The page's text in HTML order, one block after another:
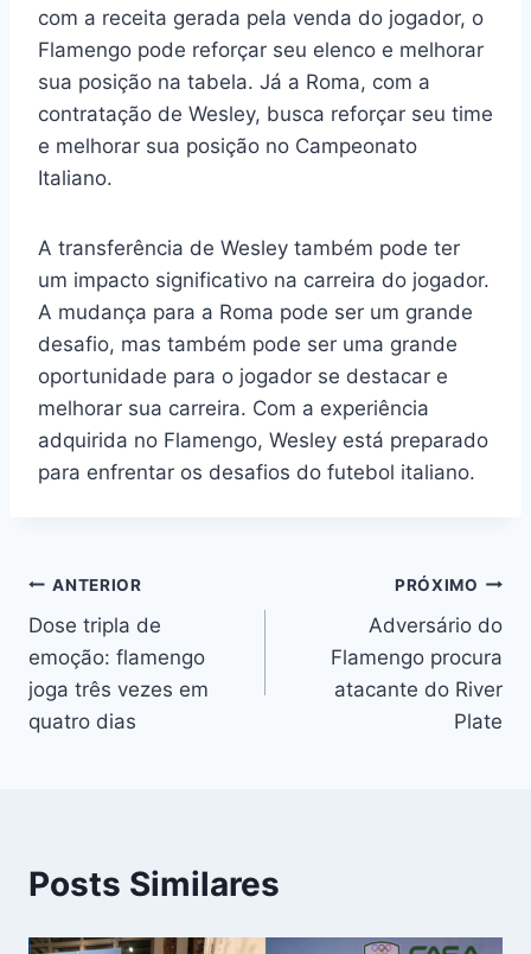
com a receita gerada pela venda do jogador, o
Flamengo pode reforçar seu elenco e melhorar
sua posição na tabela. Já a Roma, com a
contratação de Wesley, busca reforçar seu time
e melhorar sua posição no Campeonato
Italiano.
A transferência de Wesley também pode ter
um impacto significativo na carreira do jogador.
A mudança para a Roma pode ser um grande
desafio, mas também pode ser uma grande
oportunidade para o jogador se destacar e
melhorar sua carreira. Com a experiência
adquirida no Flamengo, Wesley está preparado
para enfrentar os desafios do futebol italiano.
Navegação
de
Post
ANTERIOR
Dose tripla de
emoção: flamengo
joga três vezes em
quatro dias
PRÓXIMO
Adversário do
Flamengo procura
atacante do River
Plate
Posts Similares